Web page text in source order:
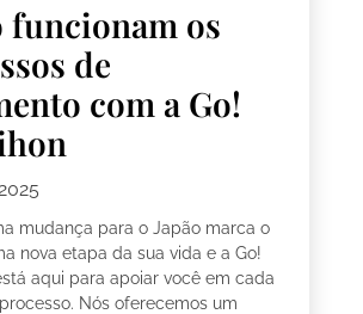
funcionam os
de
com a Go!
mudança para o Japão marca o
nova etapa da sua vida e a Go!
aqui para apoiar você em cada
Nós oferecemos um